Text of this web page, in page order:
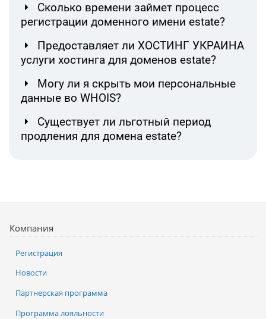
Сколько времени займет процесс
регистрации доменного имени estate?
Предоставляет ли ХОСТИНГ УКРАИНА
услуги хостинга для доменов estate?
Могу ли я скрыть мои персональные
данные во WHOIS?
Существует ли льготный период
продления для домена estate?
Компания
Регистрация
Новости
Партнерская программа
Программа лояльности